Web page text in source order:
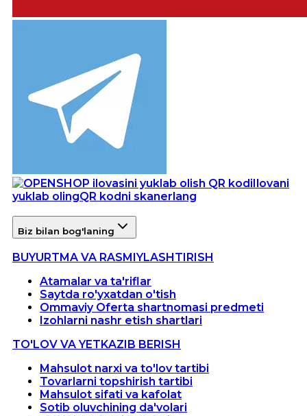
Ilovani
yuklab olingQR kodni skanerlang
Biz bilan bog'laning
BUYURTMA VA RASMIYLASHTIRISH
Atamalar va ta'riflar
Saytda ro'yxatdan o'tish
Ommaviy Oferta shartnomasi predmeti
Izohlarni nashr etish shartlari
TO'LOV VA YETKAZIB BERISH
Mahsulot narxi va to'lov tartibi
Tovarlarni topshirish tartibi
Mahsulot sifati va kafolat
Sotib oluvchining da'volari